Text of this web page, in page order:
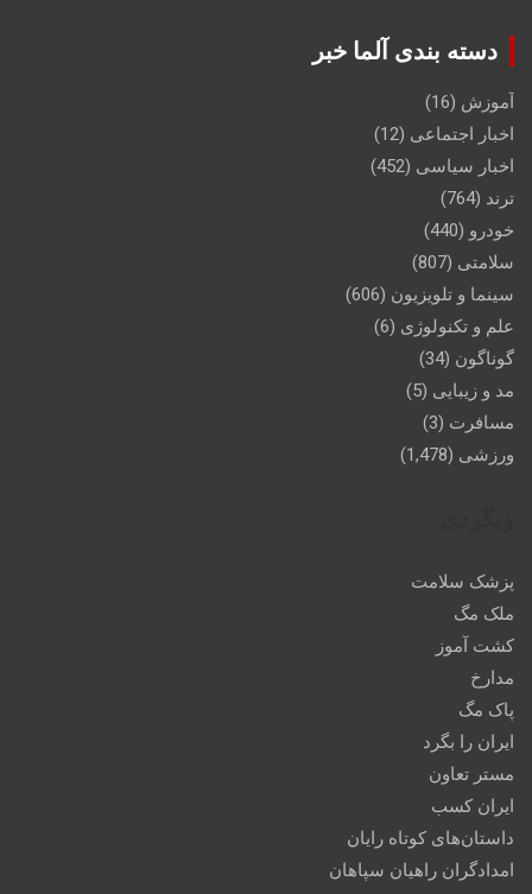
دسته بندی آلما خبر
آموزش (16)
اخبار اجتماعی (12)
اخبار سیاسی (452)
ترند (764)
خودرو (440)
سلامتی (807)
سینما و تلویزیون (606)
علم و تکنولوژی (6)
گوناگون (34)
مد و زیبایی (5)
مسافرت (3)
ورزشی (1,478)
پزشک سلامت
ملک مگ
کشت آموز
مدارخ
پاک مگ
ایران را بگرد
مستر تعاون
ایران کسب
داستان‌های کوتاه رایان
امدادگران راهیان سپاهان